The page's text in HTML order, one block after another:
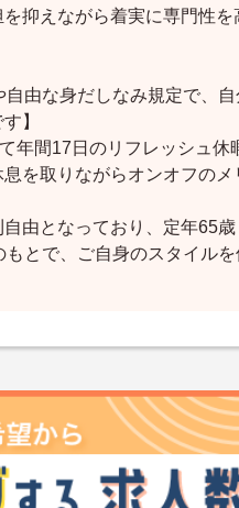
抑えながら着実に専門性を
自由な身だしなみ規定で、自
】
年間17日のリフレッシュ休
を取りながらオンオフのメ
由となっており、定年65歳
とで、ご自身のスタイル